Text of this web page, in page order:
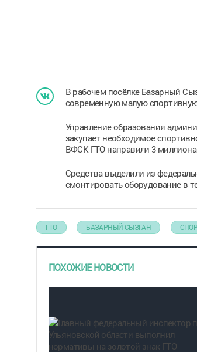
В рабочем посёлке Базарный
современную малую
Управление образования
закупает необходимое
ВФСК ГТО направили 3 миллиона
Средства выделили из
смонтировать оборудование в
ГТО БАЗАРНЫЙ СЫЗГАН
ПОХОЖИЕ НОВОСТИ